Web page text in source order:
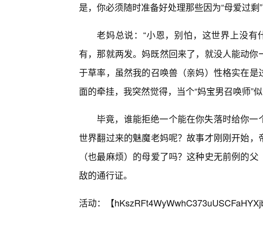
是，你必须随时准备好处理那些因为“母爱过剩
老妈总说：“小恩，别怕，这世界上没有
有，那就两发。妈既然回来了，就没人能动你
于草率，虽然我的召唤兽（亲妈）性格实在
面的牵挂，我突然觉得，当个“妈宝男召唤师”
毕竟，谁能拒绝一个能在你失落时给你
世界翻过来的魅魔老妈呢？故事才刚刚开始
（也最麻烦）的母爱了吗？这种史无前例的
敌的通行证。
活动：【